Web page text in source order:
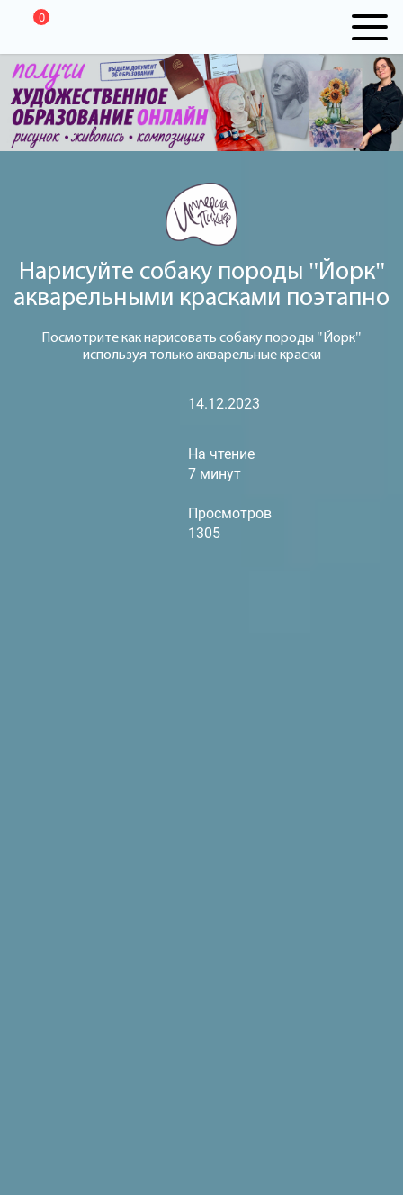
0
Нарисуйте cобаку породы "Йорк"
акварельными красками поэтапно
Посмотрите как нарисовать cобаку породы "Йорк"
используя только акварельные краски
14.12.2023
На чтение
7 минут
Просмотров
1305